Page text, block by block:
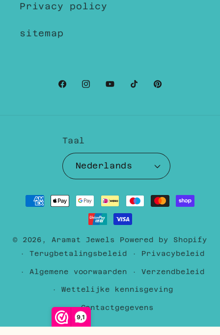
9,1
Privacy policy
sitemap
Facebook
Instagram
YouTubeTikTokPinterest
Taal
Nederlands
Betaalmethoden
© 2026, Aramat Jewels Powered by Shopify
Terugbetalingsbeleid
Privacybeleid
Algemene voorwaarden Verzendbeleid
Wettelijke kennisgeving
Contactgegevens